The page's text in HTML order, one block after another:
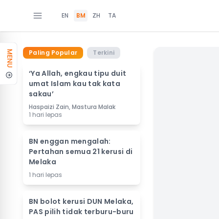
EN BM ZH TA
MENU Paling Popular Terkini
‘Ya Allah, engkau tipu duit
umat Islam kau tak kata
sakau’
Haspaizi Zain, Mastura Malak
1 hari lepas
BN enggan mengalah:
Pertahan semua 21 kerusi di
Melaka
1 hari lepas
BN bolot kerusi DUN Melaka,
PAS pilih tidak terburu-buru